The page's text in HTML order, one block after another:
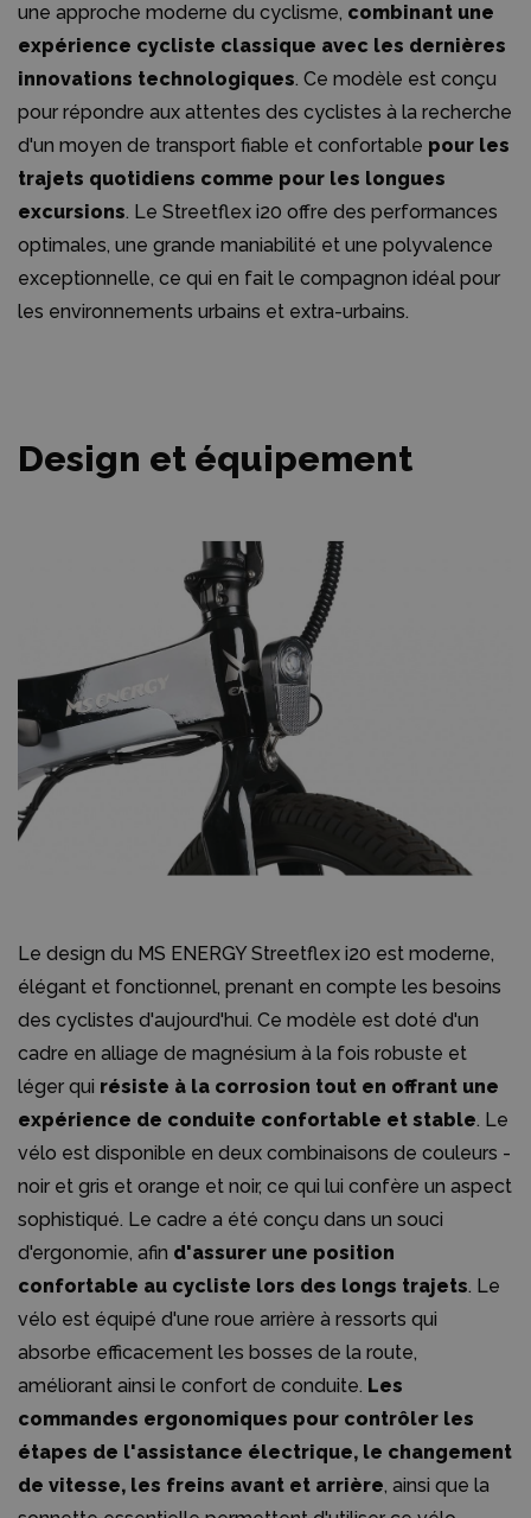
une approche moderne du cyclisme, combinant une
expérience cycliste classique avec les dernières
innovations technologiques. Ce modèle est conçu
pour répondre aux attentes des cyclistes à la recherche
d'un moyen de transport fiable et confortable pour les
trajets quotidiens comme pour les longues
excursions. Le Streetflex i20 offre des performances
optimales, une grande maniabilité et une polyvalence
exceptionnelle, ce qui en fait le compagnon idéal pour
les environnements urbains et extra-urbains.
Design et équipement
Le design du MS ENERGY Streetflex i20 est moderne,
élégant et fonctionnel, prenant en compte les besoins
des cyclistes d'aujourd'hui. Ce modèle est doté d'un
cadre en alliage de magnésium à la fois robuste et
léger qui résiste à la corrosion tout en offrant une
expérience de conduite confortable et stable. Le
vélo est disponible en deux combinaisons de couleurs -
noir et gris et orange et noir, ce qui lui confère un aspect
sophistiqué. Le cadre a été conçu dans un souci
d'ergonomie, afin d'assurer une position
confortable au cycliste lors des longs trajets. Le
vélo est équipé d'une roue arrière à ressorts qui
absorbe efficacement les bosses de la route,
améliorant ainsi le confort de conduite. Les
commandes ergonomiques pour contrôler les
étapes de l'assistance électrique, le changement
de vitesse, les freins avant et arrière, ainsi que la